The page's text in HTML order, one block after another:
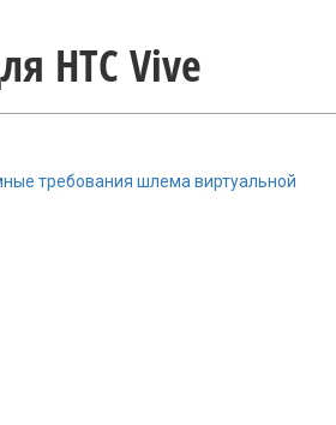
HTC Vive
требования шлема виртуальной